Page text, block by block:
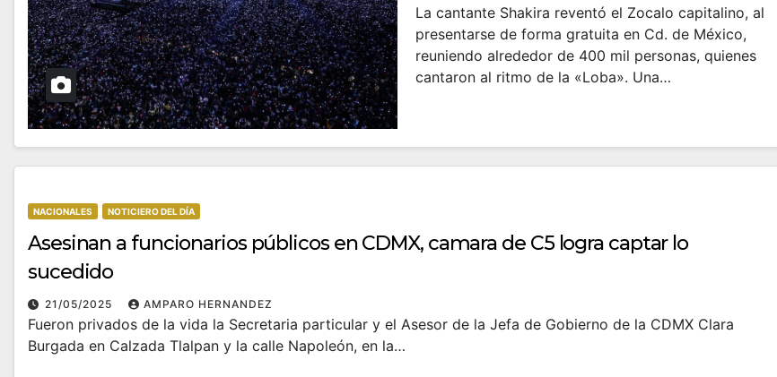
La cantante Shakira reventó el Zocalo capitalino, al
presentarse de forma gratuita en Cd. de México,
reuniendo alrededor de 400 mil personas, quienes
cantaron al ritmo de la «Loba». Una…
NACIONALES NOTICIERO DEL DÍA
Asesinan a funcionarios públicos en CDMX, camara de C5 logra captar lo
sucedido
21/05/2025 AMPARO HERNANDEZ
Fueron privados de la vida la Secretaria particular y el Asesor de la Jefa de Gobierno de la CDMX Clara
Burgada en Calzada Tlalpan y la calle Napoleón, en la…